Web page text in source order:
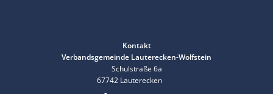
Kontakt
Verbandsgemeinde Lauterecken-Wolfstein
Schulstraße 6a
67742 Lauterecken